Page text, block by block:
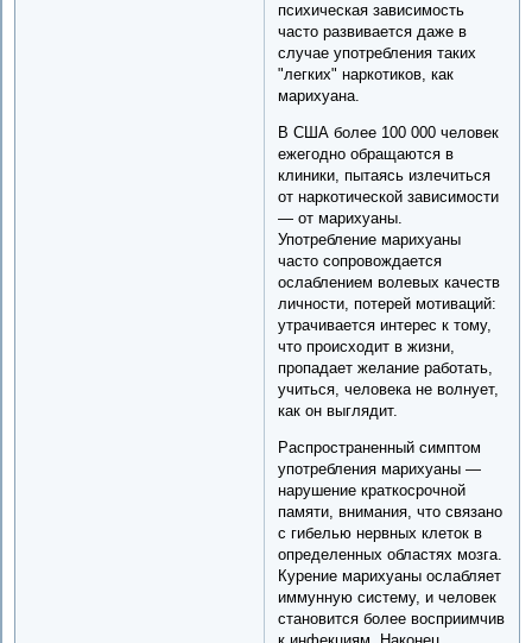
психическая зависимость
часто развивается даже в
случае употребления таких
"легких" наркотиков, как
марихуана.
В США более 100 000 человек
ежегодно обращаются в
клиники, пытаясь излечиться
от наркотической зависимости
— от марихуаны.
Употребление марихуаны
часто сопровождается
ослаблением волевых качеств
личности, потерей мотиваций:
утрачивается интерес к тому,
что происходит в жизни,
пропадает желание работать,
учиться, человека не волнует,
как он выглядит.
Распространенный симптом
употребления марихуаны —
нарушение краткосрочной
памяти, внимания, что связано
с гибелью нервных клеток в
определенных областях мозга.
Курение марихуаны ослабляет
иммунную систему, и человек
становится более восприимчив